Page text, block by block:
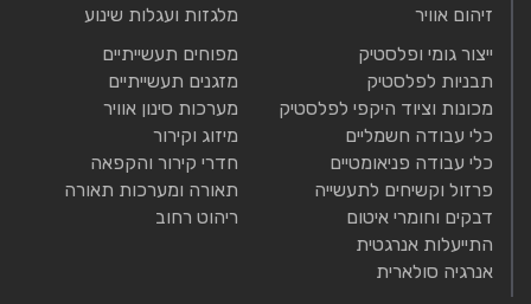
זיהום אוויר
מלגזות ועגלות שינוע
ייצור גומי ופלסטיק
תבניות לפלסטיק
מכונות וציוד היקפי לפלסטיק
כלי עבודה חשמליים
כלי עבודה פניאומטיים
פרזול וקשיחים לתעשייה
דבקים וחומרי איטום
התייעלות אנרגטית
אנרגיה סולארית
מפוחים תעשייתיים
מזגנים תעשייתיים
מערכות סינון אוויר
מיזוג וקירור
חדרי קירור והקפאה
תאורה ומערכות תאורה
ריהוט רחוב